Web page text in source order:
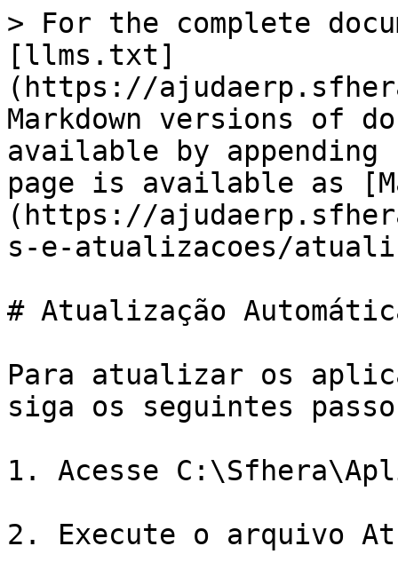
> For the complete
[llms.txt]
(https://
Markdown versions of
available by
page is available as
(https://
s-e-atualizacoes/
# Atualização
Para atualizar os
siga os seguintes
1. Acesse
2. Execute o arquivo